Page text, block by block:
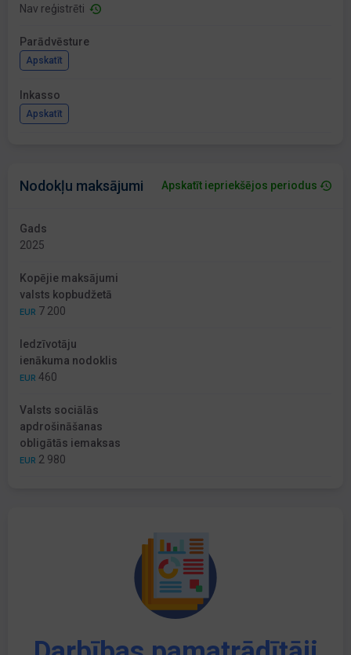
Nav reģistrēti
Parādvēsture
Apskatīt
Inkasso
Apskatīt
Nodokļu maksājumi Apskatīt iepriekšējos periodus
Gads
2025
Kopējie maksājumi
valsts kopbudžetā
EUR 7 200
Iedzīvotāju
ienākuma nodoklis
EUR 460
Valsts sociālās
apdrošināšanas
obligātās iemaksas
EUR 2 980